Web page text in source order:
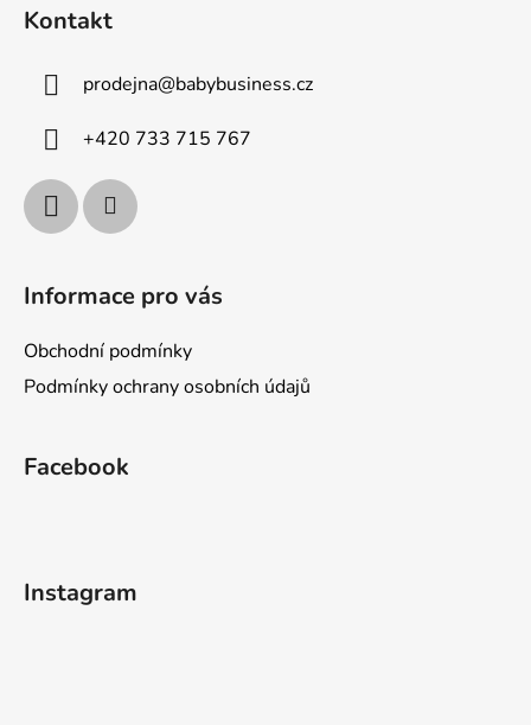
Kontakt
prodejna@babybusiness.cz
+420 733 715 767
Informace pro vás
Obchodní podmínky
Podmínky ochrany osobních údajů
Facebook
Instagram